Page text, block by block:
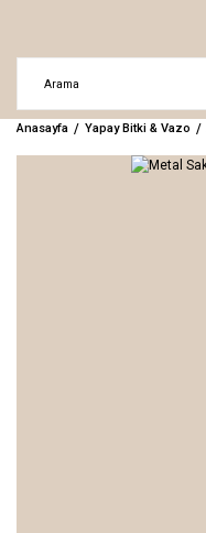
Anasayfa Yapay Bitki & Vazo